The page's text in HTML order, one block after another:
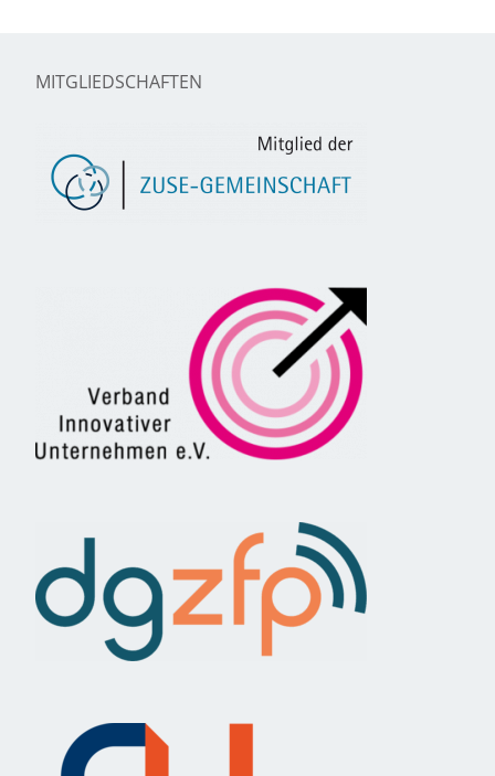
MITGLIEDSCHAFTEN